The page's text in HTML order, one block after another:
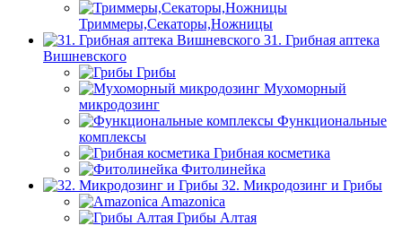
Триммеры,Секаторы,Ножницы
31. Грибная аптека
Вишневского
Грибы
Мухоморный
микродозинг
Функциональные
комплексы
Грибная косметика
Фитолинейка
32. Микродозинг и Грибы
Amazonica
Грибы Алтая